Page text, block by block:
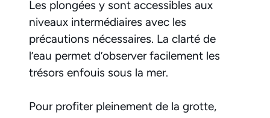
Les plongées y sont accessibles aux
niveaux intermédiaires avec les
précautions nécessaires. La clarté de
l’eau permet d’observer facilement les
trésors enfouis sous la mer.
Pour profiter pleinement de la grotte,